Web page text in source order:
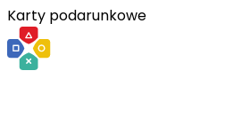
Karty podarunkowe